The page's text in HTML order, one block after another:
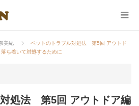
美紀
ペットのトラブル対処法 第5回 アウトド
着いて対処するために
処法 第5回 アウトドア編